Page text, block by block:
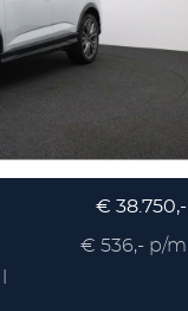
€ 38.750,-
€ 536,- p/m